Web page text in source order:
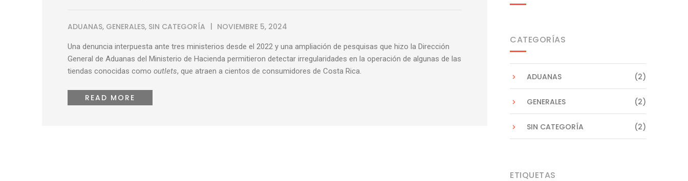
ADUANAS, GENERALES, SIN CATEGORÍA NOVIEMBRE 5, 2024
Una denuncia interpuesta ante tres ministerios desde el 2022 y una ampliación de pesquisas que hizo la Dirección
General de Aduanas del Ministerio de Hacienda permitieron detectar irregularidades en la operación de algunas de las
tiendas conocidas como outlets, que atraen a cientos de consumidores de Costa Rica.
READ MORE
CATEGORÍAS
ADUANAS (2)
GENERALES (2)
SIN CATEGORÍA (2)
ETIQUETAS